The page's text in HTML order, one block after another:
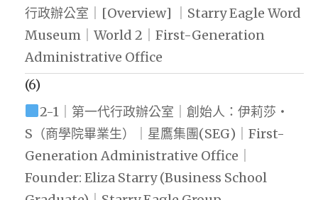
行政辦公室｜[Overview] ｜Starry Eagle Word
Museum｜World 2｜First-Generation
Administrative Office
(6)
2-1｜第一代行政辦公室｜創始人：伊莉莎・
S（商學院畢業生）｜星鷹集團(SEG)｜First-
Generation Administrative Office｜
Founder: Eliza Starry (Business School